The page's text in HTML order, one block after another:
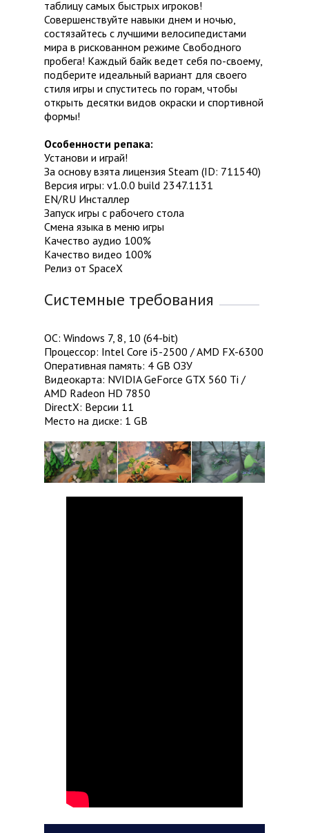
таблицу самых быстрых игроков!
Совершенствуйте навыки днем и ночью,
состязайтесь с лучшими велосипедистами
мира в рискованном режиме Свободного
пробега! Каждый байк ведет себя по-своему,
подберите идеальный вариант для своего
стиля игры и спуститесь по горам, чтобы
открыть десятки видов окраски и спортивной
формы!
Особенности репака:
Установи и играй!
За основу взята лицензия Steam (ID: 711540)
Версия игры: v1.0.0 build 2347.1131
EN/RU Инсталлер
Запуск игры с рабочего стола
Смена языка в меню игры
Качество аудио 100%
Качество видео 100%
Релиз от SpaceX
Системные требования
ОС: Windows 7, 8, 10 (64-bit)
Процессор: Intel Core i5-2500 / AMD FX-6300
Оперативная память: 4 GB ОЗУ
Видеокарта: NVIDIA GeForce GTX 560 Ti /
AMD Radeon HD 7850
DirectX: Версии 11
Место на диске: 1 GB